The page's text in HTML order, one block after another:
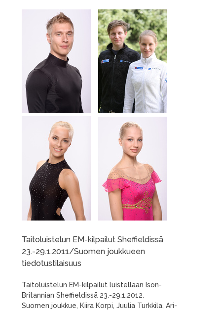
Taitoluistelun EM-kilpailut Sheffieldissä
23.-29.1.2011/Suomen joukkueen
tiedotustilaisuus
Taitoluistelun EM-kilpailut luistellaan Ison-
Britannian Sheffieldissä 23.-29.1.2012.
Suomen joukkue, Kiira Korpi, Juulia Turkkila, Ari-